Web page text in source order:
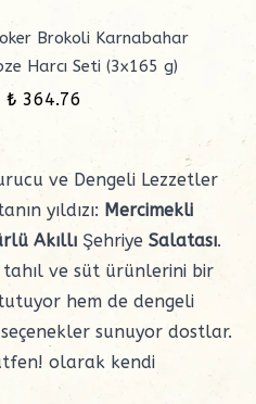
Brokoli Karnabahar
Harcı Seti (3x165 g)
₺ 364.76
ve Dengeli Lezzetler
yıldızı: Mercimekli
Akıllı Şehriye Salatası.
ve süt ürünlerini bir
hem de dengeli
sunuyor dostlar.
olarak kendi